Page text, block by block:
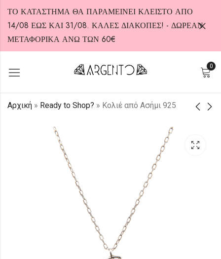
ΤΟ ΚΑΤΑΣΤΗΜΑ ΘΑ ΠΑΡΑΜΕΙΝΕΙ ΚΛΕΙΣΤΟ ΑΠΟ
14/08 ΕΩΣ ΚΑΙ 31/08. ΚΑΛΕΣ ΔΙΑΚΟΠΕΣ! - ΔΩΡΕΑΝ
ΜΕΤΑΦΟΡΙΚΑ ΑΝΩ ΤΩΝ 60€
0
Αρχική » Ready to Shop? » Κολιέ από Ασήμι 925
Κολιέ από Ασήμι 925
Κολιέ από Ασήμι 925
20,00€